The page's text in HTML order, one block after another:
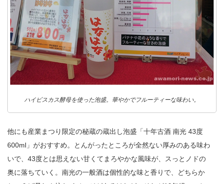
ハイビスカス酵母を使った泡盛。華やかでフルーティーな味わい。
他にも産業まつり限定の秘蔵の蔵出し泡盛「十年古酒 南光 43度
600ml」がおすすめ。とんがったところが全然ない厚みのある味わ
いで、43度とは思えない甘くてまろやかな風味が、スっとノドの
奥に落ちていく。南光の一般酒は個性的な味と香りで、どちらか